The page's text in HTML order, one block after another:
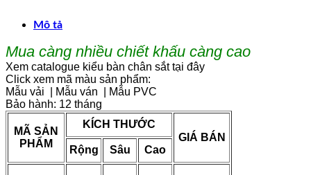
Mô tả
Mua càng nhiều chiết khấu càng cao
Xem catalogue kiểu bàn chân sắt tại đây
Click xem mã màu sản phẩm:
Mẫu vải
Mẫu ván
Mẫu PVC
Bảo hành: 12 tháng
MÃ SẢN
PHẨM
KÍCH THƯỚC
GIÁ BÁN
Rộng
Sâu Cao